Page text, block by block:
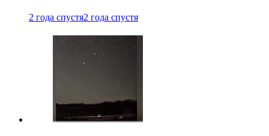
2 года спустя2 года спустя